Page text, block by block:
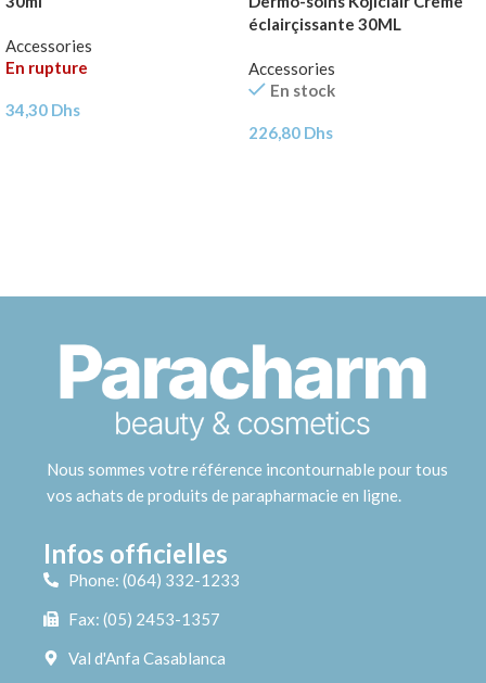
Accessories
En rupture
34,30 Dhs
éclairçissante 30ML
Accessories
En stock
226,80 Dhs
Nous sommes votre référence incontournable pour tous
vos achats de produits de parapharmacie en ligne.
Infos officielles
Phone: (064) 332-1233
Fax: (05) 2453-1357
Val d'Anfa Casablanca